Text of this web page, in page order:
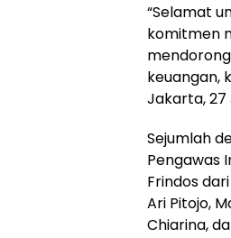
“Selamat
komitmen
keuangan,
Jakarta, 27
Sejumlah
Pengawas
Frindos
Ari Pitojo,
Chiarina,